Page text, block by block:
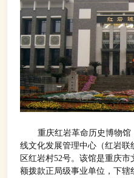
重庆红岩革命历史博物
线文化发展管理中心（红岩
区红岩村52号。该馆是重庆
额拨款正局级事业单位，下